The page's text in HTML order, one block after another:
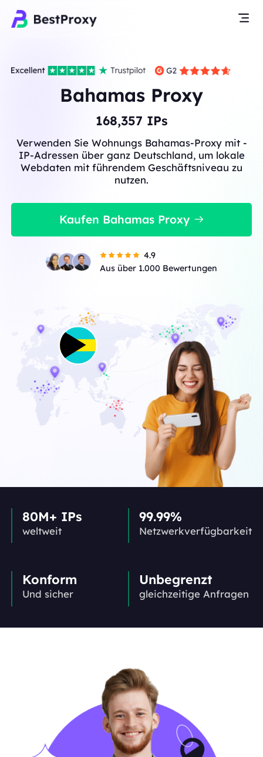
Bahamas Proxy
168,357 IPs
Verwenden Sie Wohnungs Bahamas-Proxy mit -
IP-Adressen über ganz Deutschland, um lokale
Webdaten mit führendem Geschäftsniveau zu
nutzen.
Kaufen Bahamas Proxy
4.9
Aus über 1.000 Bewertungen
80M+ IPs
weltweit
99.99%
Netzwerkverfügbarkeit
Konform
Und sicher
Unbegrenzt
gleichzeitige Anfragen